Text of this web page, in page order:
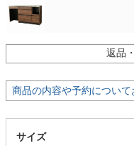
家電・照明器具
返品
商品の内容や予約について
サイズ